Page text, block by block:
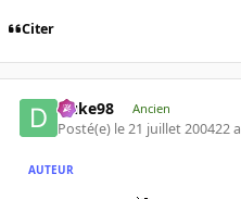
Citer
Duke98 Ancien
Posté(e) le 21 juillet 200422 a
AUTEUR